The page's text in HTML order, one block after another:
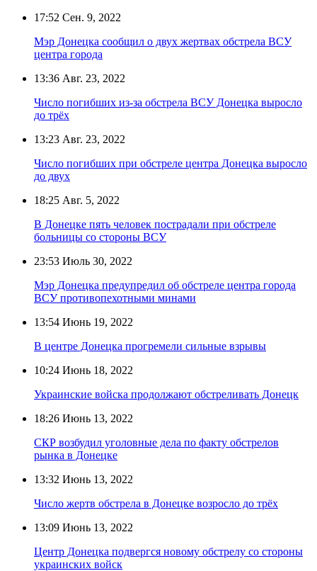
17:52 Сен. 9, 2022
Мэр Донецка сообщил о двух жертвах обстрела ВСУ
центра города
13:36 Авг. 23, 2022
Число погибших из-за обстрела ВСУ Донецка выросло
до трёх
13:23 Авг. 23, 2022
Число погибших при обстреле центра Донецка выросло
до двух
18:25 Авг. 5, 2022
В Донецке пять человек пострадали при обстреле
больницы со стороны ВСУ
23:53 Июль 30, 2022
Мэр Донецка предупредил об обстреле центра города
ВСУ противопехотными минами
13:54 Июнь 19, 2022
В центре Донецка прогремели сильные взрывы
10:24 Июнь 18, 2022
Украинские войска продолжают обстреливать Донецк
18:26 Июнь 13, 2022
СКР возбудил уголовные дела по факту обстрелов
рынка в Донецке
13:32 Июнь 13, 2022
Число жертв обстрела в Донецке возросло до трёх
13:09 Июнь 13, 2022
Центр Донецка подвергся новому обстрелу со стороны
украинских войск